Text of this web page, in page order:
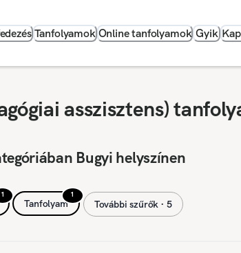
Tanfolyamok Online tanfolyamok Gyik
asszisztens)
Bugyi helyszínen
1 1
Tanfolyam További szűrők ∙ 5